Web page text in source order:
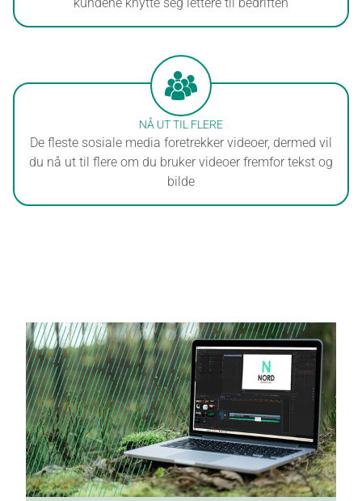
SOSIALE MEDIA
ANNONSER
E-POSTMARKEDSFØRING
TEKSTING AV VIDEO
BRYLLUPSSIDE
BILDER
TOTALPAKKE
SEO ANALYSE
NÅ UT TIL FLERE
De fleste sosiale media foretrekker videoer, dermed vil
du nå ut til flere om du bruker videoer fremfor tekst og
bilde